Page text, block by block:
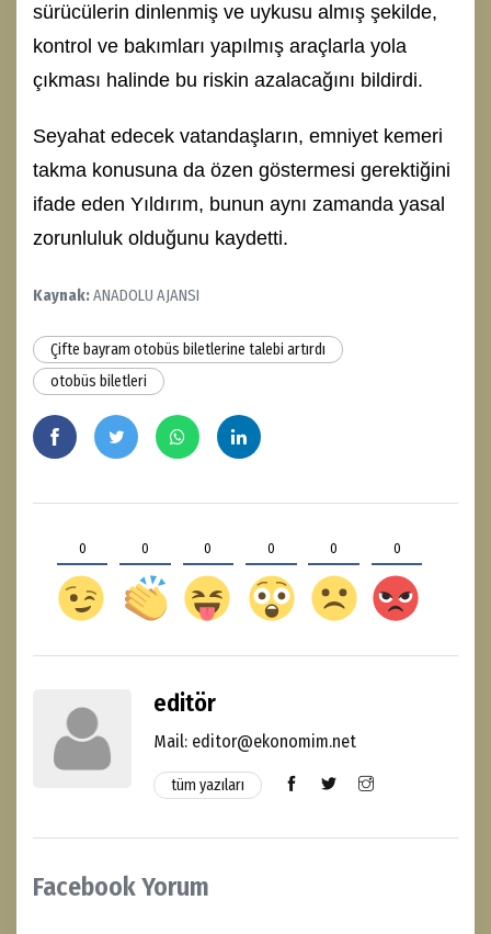
sürücülerin dinlenmiş ve uykusu almış şekilde,
kontrol ve bakımları yapılmış araçlarla yola
çıkması halinde bu riskin azalacağını bildirdi.
Seyahat edecek vatandaşların, emniyet kemeri
takma konusuna da özen göstermesi gerektiğini
ifade eden Yıldırım, bunun aynı zamanda yasal
zorunluluk olduğunu kaydetti.
Kaynak:ANADOLU AJANSI
Çifte bayram otobüs biletlerine talebi artırdı
otobüs biletleri
0 0 0 0 0 0
editör
Mail: editor@ekonomim.net
tüm yazıları
Facebook Yorum